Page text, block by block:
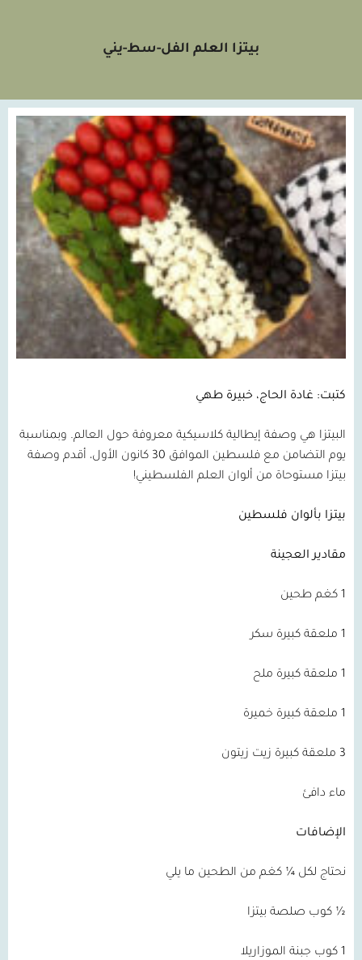
بيتزا العلم الفل-سط-يني
كتبت: غادة الحاج، خبيرة طهي
البيتزا هي وصفة إيطالية كلاسيكية معروفة حول العالم. وبمناسبة
يوم التضامن مع فلسطين الموافق 30 كانون الأول، أقدم وصفة
بيتزا مستوحاة من ألوان العلم الفلسطيني!
بيتزا بألوان فلسطين
مقادير العجينة
1 كغم طحين
1 ملعقة كبيرة سكر
1 ملعقة كبيرة ملح
1 ملعقة كبيرة خميرة
3 ملعقة كبيرة زيت زيتون
ماء دافئ
الإضافات
نحتاج لكل ¼ كغم من الطحين ما يلي
½ كوب صلصة بيتزا
1 كوب جبنة الموزاريلا